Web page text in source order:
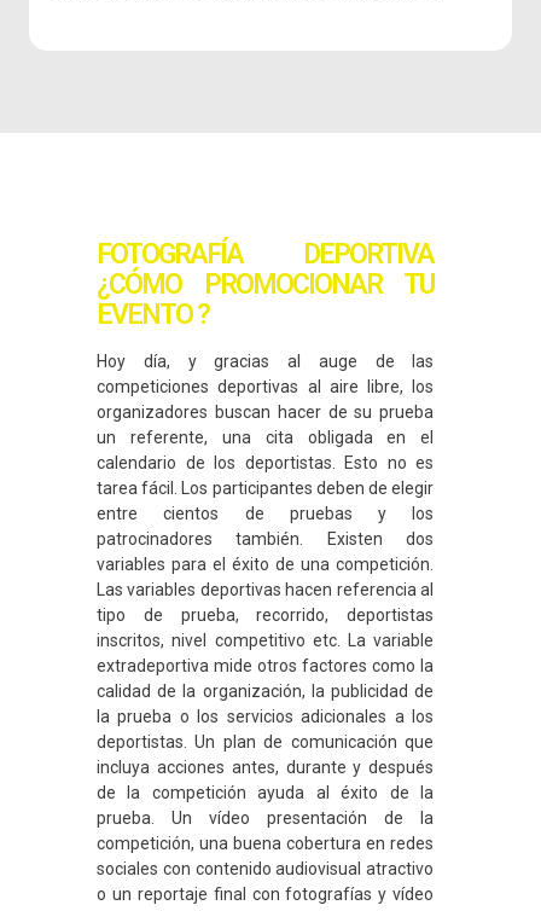
FOTOGRAFÍA DEPORTIVA
¿CÓMO PROMOCIONAR TU
EVENTO ?
Hoy día, y gracias al auge de las
competiciones deportivas al aire libre, los
organizadores buscan hacer de su prueba
un referente, una cita obligada en el
calendario de los deportistas. Esto no es
tarea fácil. Los participantes deben de elegir
entre cientos de pruebas y los
patrocinadores también. Existen dos
variables para el éxito de una competición.
Las variables deportivas hacen referencia al
tipo de prueba, recorrido, deportistas
inscritos, nivel competitivo etc. La variable
extradeportiva mide otros factores como la
calidad de la organización, la publicidad de
la prueba o los servicios adicionales a los
deportistas. Un plan de comunicación que
incluya acciones antes, durante y después
de la competición ayuda al éxito de la
prueba. Un vídeo presentación de la
competición, una buena cobertura en redes
sociales con contenido audiovisual atractivo
o un reportaje final con fotografías y vídeo